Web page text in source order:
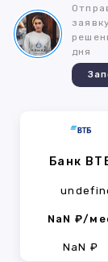
дня
Банк
NaN ₽/
NaN ₽